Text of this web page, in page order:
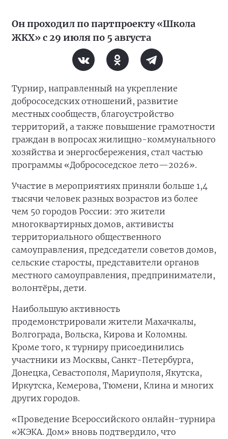
Он проходил по партпроекту «Школа
ЖКХ» с 29 июля по 5 августа
Турнир, направленный на укрепление
добрососедских отношений, развитие
местных сообществ, благоустройство
территорий, а также повышение грамотности
граждан в вопросах жилищно-коммунального
хозяйства и энергосбережения, стал частью
программы «Добрососедское лето—2026».
Участие в мероприятиях приняли больше 1,4
тысячи человек разных возрастов из более
чем 50 городов России: это жители
многоквартирных домов, активисты
территориального общественного
самоуправления, председатели советов домов,
сельские старосты, представители органов
местного самоуправления, предприниматели,
волонтёры, дети.
Наибольшую активность
продемонстрировали жители Махачкалы,
Волгограда, Вольска, Кирова и Коломны.
Кроме того, к турниру присоединились
участники из Москвы, Санкт-Петербурга,
Донецка, Севастополя, Мариуполя, Якутска,
Иркутска, Кемерова, Тюмени, Клина и многих
других городов.
«Проведение Всероссийского онлайн-турнира
«ЖЭКА. Дом» вновь подтвердило, что